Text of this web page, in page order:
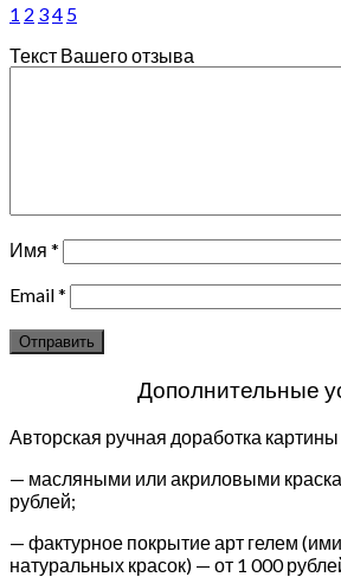
1 2 34 5
Текст Вашего отзыва
Имя *
Email*
Дополнительные
Авторская ручная доработка
— масляными или акриловыми
рублей;
— фактурное покрытие арт гелем
натуральных красок) — от 1 000